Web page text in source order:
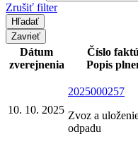
Zrušiť filter
Zavrieť
Dátum
zverejnenia
Číslo
Popis
10. 10. 2025
2025000257
Zvoz a
odpadu